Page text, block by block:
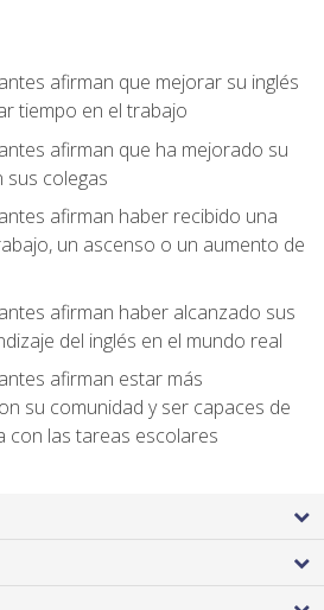
afirman que mejorar su inglés
tiempo en el trabajo
afirman que ha mejorado su
sus colegas
afirman haber recibido una
un ascenso o un aumento de
afirman haber alcanzado sus
del inglés en el mundo real
afirman estar más
su comunidad y ser capaces de
con las tareas escolares